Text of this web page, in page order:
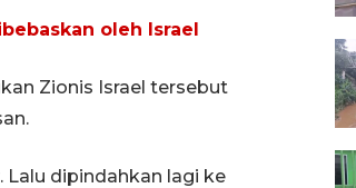
oleh Israel
Zionis Israel tersebut
dipindahkan lagi ke